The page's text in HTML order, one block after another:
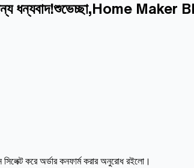
ধন্যবাদ!শুভেচ্ছা,Home Maker
করে অর্ডার কনফার্ম করার অনুরোধ রইলো।